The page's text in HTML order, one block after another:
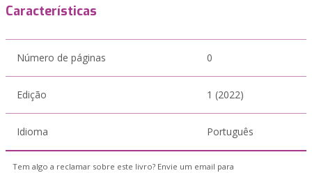
Características
Número de páginas 0
Edição 1 (2022)
Idioma Português
Tem algo a reclamar sobre este livro? Envie um email para